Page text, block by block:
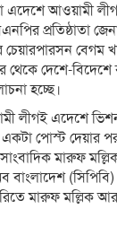
এদেশে আওয়ামী
প্রতিষ্ঠাতা
চেয়ারপারসন বেগম
দেশে-বিদেশে
হচ্ছে।
লীগই এদেশে
পোস্ট দেয়ার
মারুফ
বাংলাদেশ
মারুফ মল্লিক